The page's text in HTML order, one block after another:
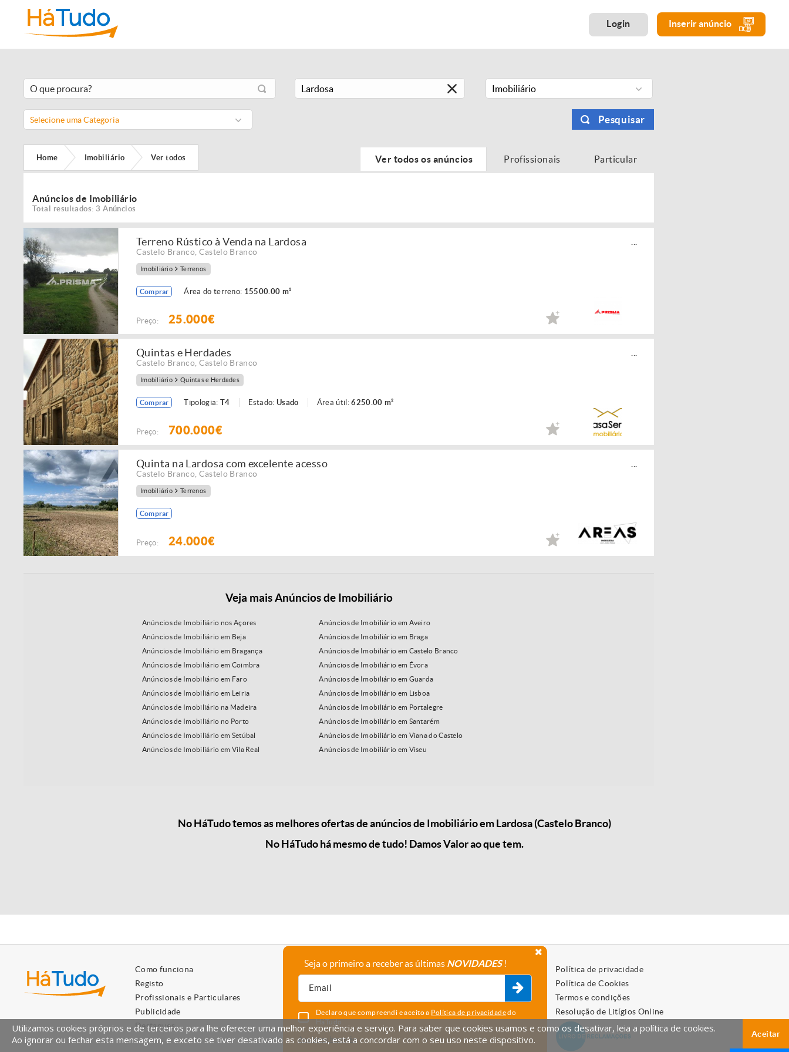
Login Inserir anúncio
Imobiliário
Selecione uma Categoria Pesquisar
Home Imobiliário Ver todos Ver todos os anúncios Profissionais Particular
Anúncios de Imobiliário
Total resultados: 3 Anúncios
Terreno Rústico à Venda na Lardosa
Castelo Branco Castelo Branco
Imobiliário Terrenos
Comprar Área do terreno: 15500.00 m²
Preço: 25.000€
Quintas e Herdades
Castelo Branco Castelo Branco
Imobiliário Quintas e Herdades
Comprar Tipologia: T4 Estado:Usado Área útil:6250.00 m²
Preço: 700.000€
Quinta na Lardosa com excelente acesso
Castelo Branco Castelo Branco
Imobiliário Terrenos
Comprar
Preço: 24.000€
Veja mais Anúncios de Imobiliário
Anúncios de Imobiliário nos Açores
Anúncios de Imobiliário em Aveiro
Anúncios de Imobiliário em Beja
Anúncios de Imobiliário em Braga
Anúncios de Imobiliário em Bragança
Anúncios de Imobiliário em Castelo Branco
Anúncios de Imobiliário em Coimbra
Anúncios de Imobiliário em Évora
Anúncios de Imobiliário em Faro
Anúncios de Imobiliário em Guarda
Anúncios de Imobiliário em Leiria
Anúncios de Imobiliário em Lisboa
Anúncios de Imobiliário na Madeira
Anúncios de Imobiliário em Portalegre
Anúncios de Imobiliário no Porto
Anúncios de Imobiliário em Santarém
Anúncios de Imobiliário em Setúbal
Anúncios de Imobiliário em Viana do Castelo
Anúncios de Imobiliário em Vila Real
Anúncios de Imobiliário em Viseu
No HáTudo temos as melhores ofertas de anúncios de Imobiliário em Lardosa (Castelo Branco)
No HáTudo há mesmo de tudo! Damos Valor ao que tem.
Como funciona
Registo
Profissionais e Particulares
Publicidade
Destaques
A empresa
Parceiros
Política de privacidade
Política de Cookies
Termos e condições
Resolução de Litígios Online
Seja o primeiro a receber as últimas NOVIDADES!
Declaro que compreendi e aceito a Política de privacidadedo
HáTudo.
Anular subscrição
Utilizamos cookies próprios e de terceiros para lhe oferecer uma melhor experiência e serviço. Para saber que cookies usamos e como os desativar, leia a política de cookies.
Ao ignorar ou fechar esta mensagem, e exceto se tiver desativado as cookies, está a concordar com o seu uso neste dispositivo.
Aceitar